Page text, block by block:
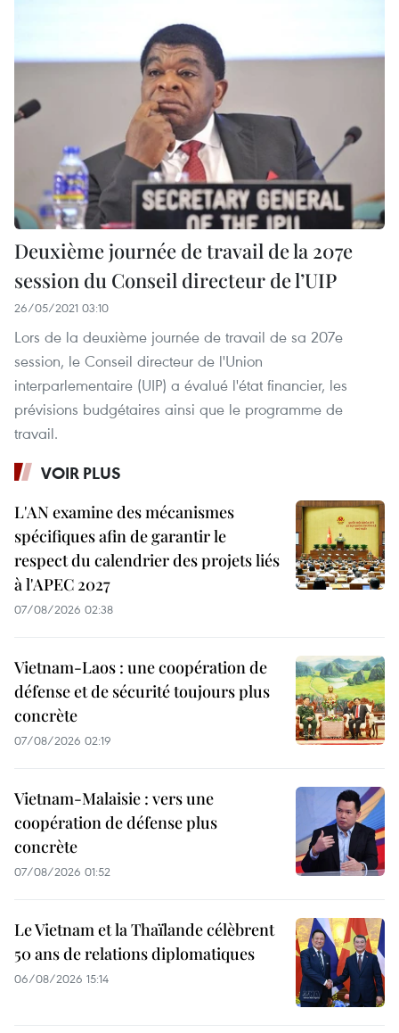
Deuxième journée de travail de la 207e
session du Conseil directeur de l’UIP
26/05/2021 03:10
Lors de la deuxième journée de travail de sa 207e
session, le Conseil directeur de l'Union
interparlementaire (UIP) a évalué l'état financier, les
prévisions budgétaires ainsi que le programme de
travail.
VOIR PLUS
L'AN examine des mécanismes
spécifiques afin de garantir le
respect du calendrier des projets liés
à l'APEC 2027
07/08/2026 02:38
Vietnam-Laos : une coopération de
défense et de sécurité toujours plus
concrète
07/08/2026 02:19
Vietnam-Malaisie : vers une
coopération de défense plus
concrète
07/08/2026 01:52
Le Vietnam et la Thaïlande célèbrent
50 ans de relations diplomatiques
06/08/2026 15:14